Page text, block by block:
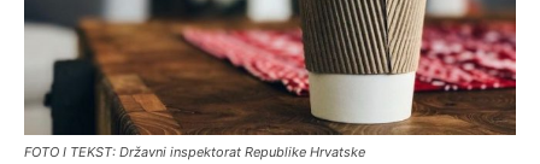
FOTO I TEKST: Državni inspektorat Republike Hrvatske